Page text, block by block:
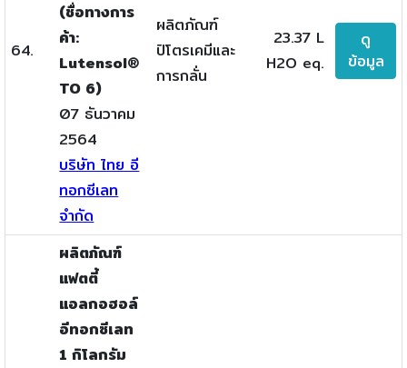
64.
(ชื่อทางการ
ค้า:
Lutensol®
TO 6)
07 ธันวาคม
2564
บริษัท ไทย อี
ทอกซีเลท
จำกัด
ผลิตภัณฑ์
ปิโตรเคมีและ
การกลั่น
23.37 L
H2O eq.
ดู
ข้อมูล
ผลิตภัณฑ์
แฟตตี้
แอลกอฮอล์
อีทอกซีเลท
1 กิโลกรัม